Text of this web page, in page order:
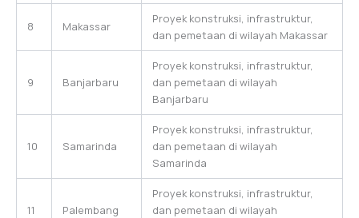
8 Makassar
Proyek konstruksi, infrastruktur,
dan pemetaan di wilayah Makassar
9 Banjarbaru
Proyek konstruksi, infrastruktur,
dan pemetaan di wilayah
Banjarbaru
10 Samarinda
Proyek konstruksi, infrastruktur,
dan pemetaan di wilayah
Samarinda
11 Palembang
Proyek konstruksi, infrastruktur,
dan pemetaan di wilayah